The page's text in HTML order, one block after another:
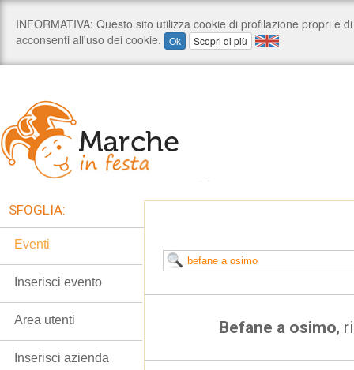
Befane a osimo,
SFOGLIA:
Eventi
Inserisci evento
Area utenti
Inserisci azienda